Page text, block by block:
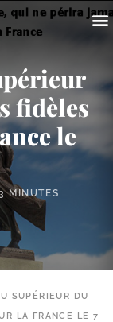
fidèles
le
MINUTES
SUPÉRIEUR DU
LA FRANCE LE 7